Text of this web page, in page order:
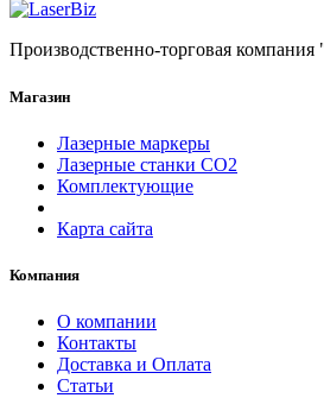
Производственно-торговая компания
Магазин
Лазерные маркеры
Лазерные станки СО2
Комплектующие
Карта сайта
Компания
О компании
Контакты
Доставка и Оплата
Статьи